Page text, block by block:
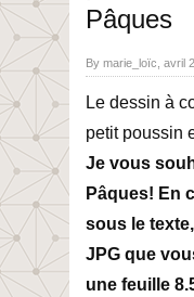
Pâques
By marie_loïc, avril
Le dessin à
petit poussin
Je vous
Pâques! En
sous le
JPG que
une feuille